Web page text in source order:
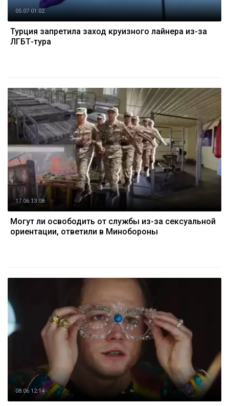
05.07 01:02
Турция запретила заход круизного лайнера из-за
ЛГБТ-тура
17.06 13:08
Могут ли освободить от службы из-за сексуальной
ориентации, ответили в Минобороны
08.06 12:14